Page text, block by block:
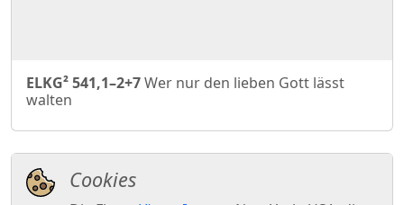
ELKG² 541,1–2+7Wer nur den lieben Gott lässt
walten